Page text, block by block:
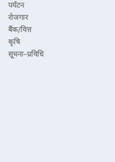
पर्यटन
रोजगार
बैंक/वित्त
कृषि
सूचना–प्रविधि